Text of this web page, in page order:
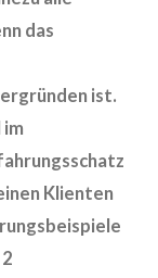
das
ist.
Klienten